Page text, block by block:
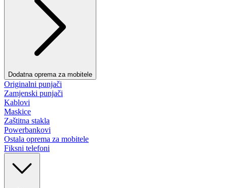
Dodatna oprema za mobitele
Originalni punjači
Zamjenski punjači
Kablovi
Maskice
Zaštitna stakla
Powerbankovi
Ostala oprema za mobitele
Fiksni telefoni